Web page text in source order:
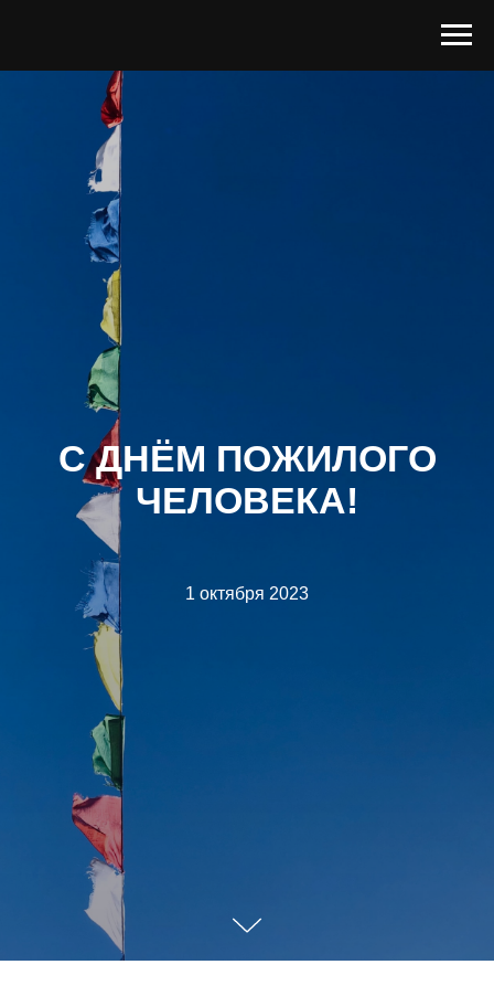
С ДНЁМ ПОЖИЛОГО
ЧЕЛОВЕКА!
1 октября 2023